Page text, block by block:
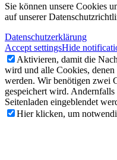
Sie können unsere Cookies
auf unserer
Datenschutzerklärung
Accept settingsHide
Aktivieren, damit die
wird und alle Cookies,
werden. Wir benötigen zwei
gespeichert wird.
Seitenladen eingeblendet
Hier klicken, um